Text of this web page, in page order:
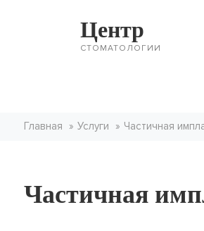
Центр
СТОМАТОЛОГИИ
Главная Услуги Частичная
Частичная